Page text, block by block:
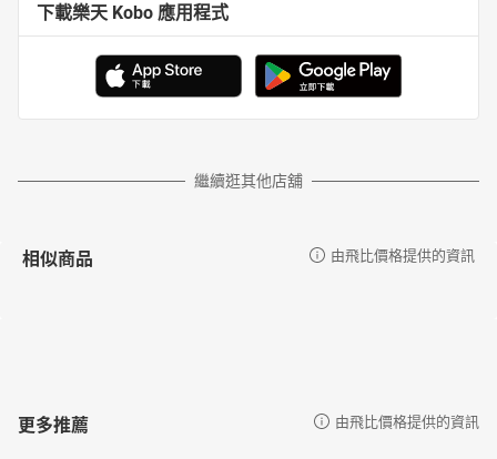
下載樂天 Kobo 應用程式
繼續逛其他店舖
相似商品 由飛比價格提供的資訊
更多推薦 由飛比價格提供的資訊